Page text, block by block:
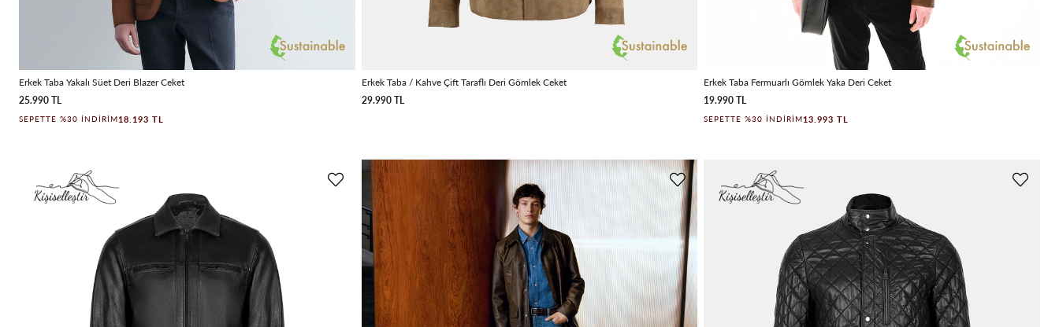
Erkek Taba Yakalı Süet Deri Blazer Ceket
25.990 TL
SEPETTE %30 İNDIRIM18.193 TL
Erkek Taba / Kahve Çift Taraflı Deri Gömlek Ceket
29.990 TL
Erkek Taba Fermuarlı Gömlek Yaka Deri Ceket
19.990 TL
SEPETTE %30 İNDIRIM13.993 TL